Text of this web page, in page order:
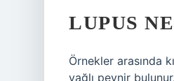
LUPUS
Örnekler arasında
yağlı peynir